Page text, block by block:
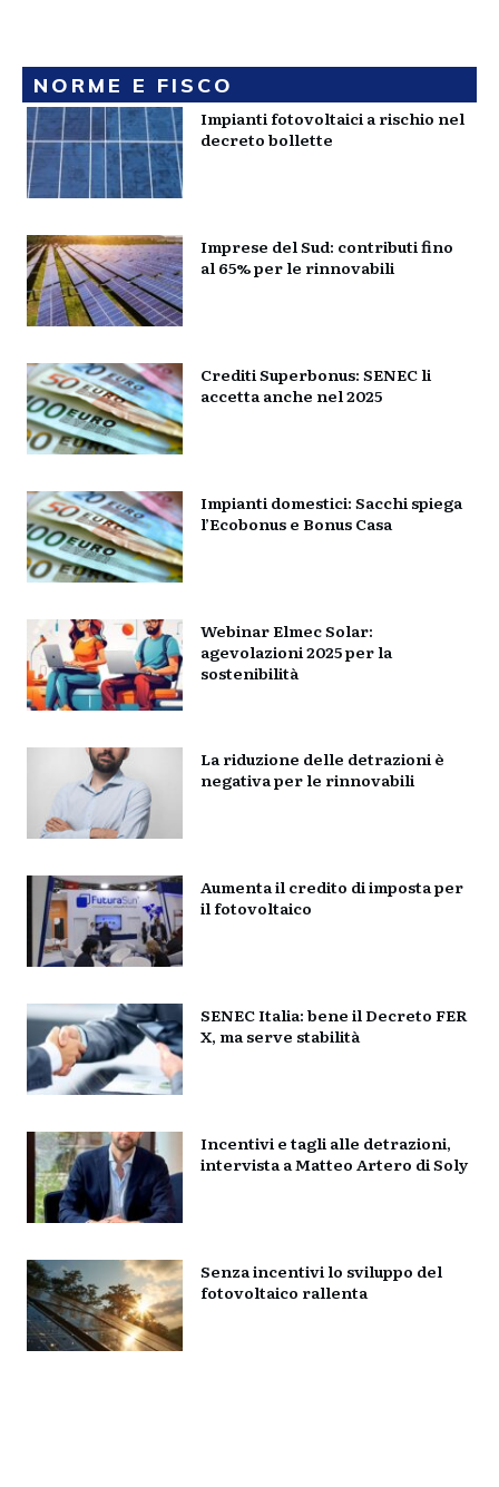
NORME E FISCO
Impianti fotovoltaici a rischio nel
decreto bollette
Imprese del Sud: contributi fino
al 65% per le rinnovabili
Crediti Superbonus: SENEC li
accetta anche nel 2025
Impianti domestici: Sacchi spiega
l’Ecobonus e Bonus Casa
Webinar Elmec Solar:
agevolazioni 2025 per la
sostenibilità
La riduzione delle detrazioni è
negativa per le rinnovabili
Aumenta il credito di imposta per
il fotovoltaico
SENEC Italia: bene il Decreto FER
X, ma serve stabilità
Incentivi e tagli alle detrazioni,
intervista a Matteo Artero di Soly
Senza incentivi lo sviluppo del
fotovoltaico rallenta